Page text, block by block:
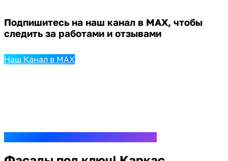
Подпишитесь на наш канал в MAX, чтобы
следить за работами и отзывами
Наш Канал в MAX